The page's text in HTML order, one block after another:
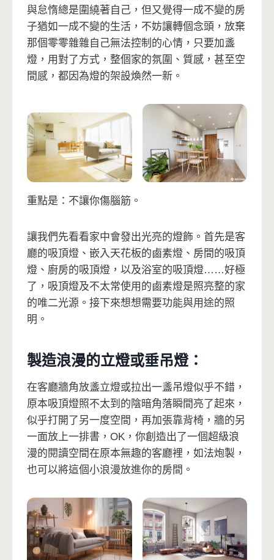
與怠惰總是圍繞著自己，但又覺得一成不變的房
子猶如一成不變的生活，不妨讓轉個念頭，放棄
那個零零雜雜自己無法控制的心情，只要加盞
燈，用對了方式，整個家的氛圍、質感，甚至空
間感，都因為燈的架設煥然一新。
重點是：不讓你傷腦筋。
讓我們先看看家中會發出光亮的燈飾。首先是客
廳的吸頂燈、嵌入天花板的鹵素燈、房間的吸頂
燈、廚房的吸頂燈，以及浴室的吸頂燈……好極
了，吸頂燈及不太常使用的鹵素燈是照亮整的家
的唯二光源。接下來想想需要功能與用途的照
明。
製造浪漫的立燈或垂吊燈：
在客廳牆角放盞立燈或拉出一盞吊燈似乎不錯，
原本吸頂燈照不太到的陰暗角落瞬間亮了起來，
似乎打開了另一度空間，再加張靠背椅，牆的另
一面放上一排書，OK，你創造出了一個超級浪
漫的閱讀空間在原本無趣的客廳裡，如法炮製，
也可以將這個小浪漫放進你的房間。